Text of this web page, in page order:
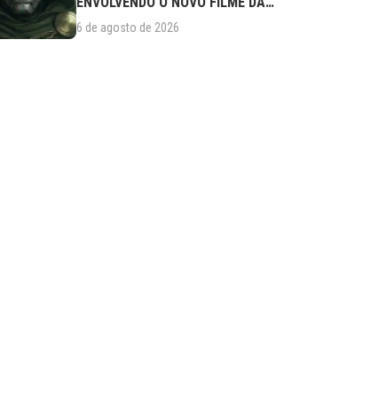
MARVEL
6 de agosto de 2026